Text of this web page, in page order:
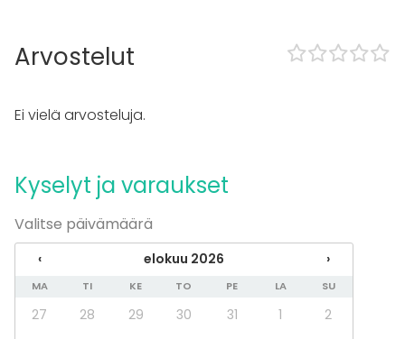
Tilatyypit
Arvostelut
Ei vielä arvosteluja.
Kyselyt ja varaukset
Valitse päivämäärä
‹ elokuu 2026 ›
MA TI KE TO PE LA SU
27 28 29 30 31 1 2